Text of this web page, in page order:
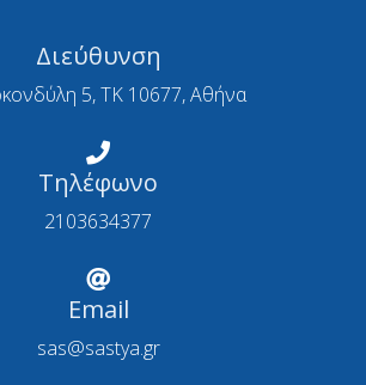
Διεύθυνση
5, ΤΚ 10677, Αθήνα
Τηλέφωνο
2103634377
Email
sas@sastya.gr